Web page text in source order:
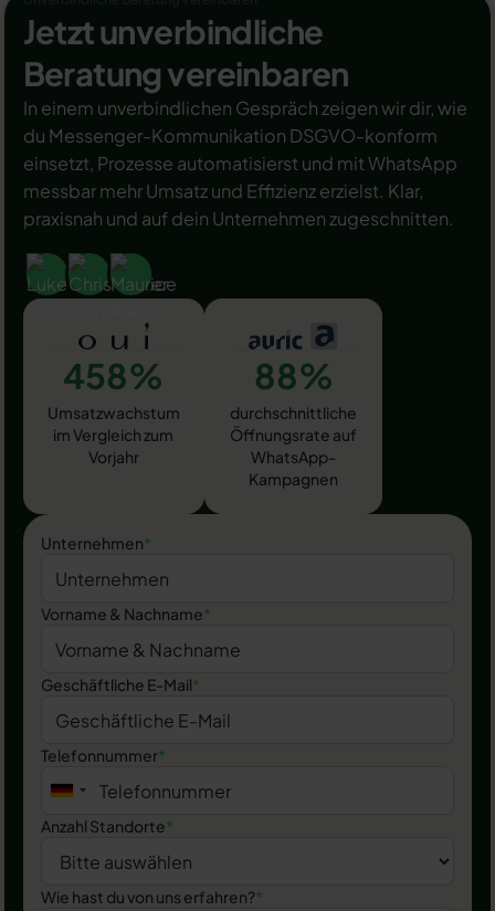
Jetzt unverbindliche
Beratung vereinbaren
In einem unverbindlichen Gespräch zeigen wir dir, wie
du Messenger-Kommunikation DSGVO-konform
einsetzt, Prozesse automatisierst und mit WhatsApp
messbar mehr Umsatz und Effizienz erzielst. Klar,
praxisnah und auf dein Unternehmen zugeschnitten.
458%
Umsatzwachstum
im Vergleich zum
Vorjahr
88%
durchschnittliche
Öffnungsrate auf
WhatsApp-
Kampagnen
Unternehmen*
Vorname & Nachname*
Geschäftliche E-Mail*
Telefonnummer*
Anzahl Standorte*
Wie hast du von uns erfahren?*